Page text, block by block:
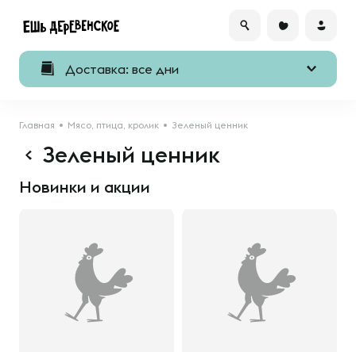
Доставка: все дни
Главная Мясо, птица, кролик Зеленый ценник
Зеленый ценник
Новинки и акции